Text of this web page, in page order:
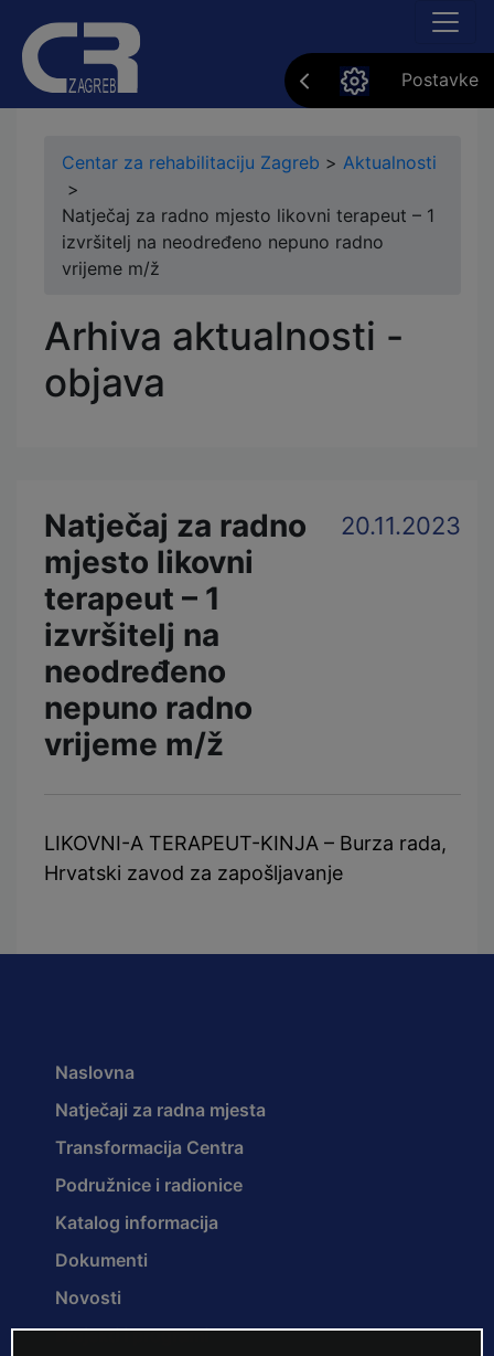
Postavke
Centar za rehabilitaciju Zagreb > Aktualnosti
>
Natječaj za radno mjesto likovni terapeut – 1
izvršitelj na neodređeno nepuno radno
vrijeme m/ž
Arhiva aktualnosti -
objava
Natječaj za radno
mjesto likovni
terapeut – 1
izvršitelj na
neodređeno
nepuno radno
vrijeme m/ž
20.11.2023
LIKOVNI-A TERAPEUT-KINJA – Burza rada,
Hrvatski zavod za zapošljavanje
Naslovna
Natječaji za radna mjesta
Transformacija Centra
Podružnice i radionice
Katalog informacija
Dokumenti
Novosti
Projekti i programi